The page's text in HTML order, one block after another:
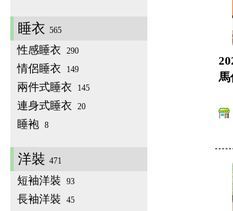
睡衣 565
性感睡衣 290
情侶睡衣 149
兩件式睡衣 145
連身式睡衣 20
睡袍 8
洋裝 471
短袖洋裝 93
長袖洋裝 45
馬